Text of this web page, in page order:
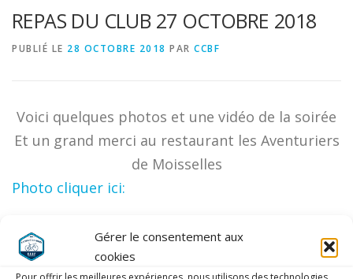
Gérer le consentement aux
cookies
SORTIES CLUB CONTACTEZ-NOUS
REPAS DU CLUB 27 OCTOBRE 2018
PUBLIÉ LE 28 OCTOBRE 2018 PAR CCBF
Voici quelques photos et une vidéo de la soirée
Et un grand merci au restaurant les Aventuriers
de Moisselles
Photo cliquer ici:
Video cliquer ici: